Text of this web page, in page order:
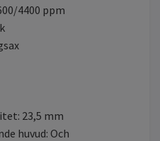
4400 ppm
23,5 mm
huvud: Och